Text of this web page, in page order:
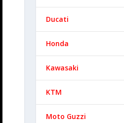
Ducati
Honda
Kawasaki
KTM
Moto Guzzi